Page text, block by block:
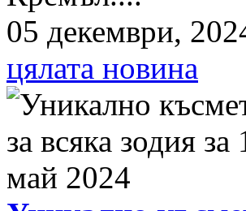
05 декември,
цялата новина